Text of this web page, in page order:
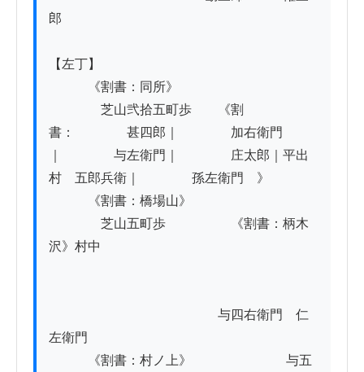
郎
【左丁】
《割書：同所》
芝山弐拾五町歩　　《割
書：　　　　甚四郎｜　　　　加右衛門
｜　　　　与左衛門｜　　　　庄太郎｜平出
村　五郎兵衛｜　　　　孫左衛門　》
《割書：橋場山》
芝山五町歩　　　　　《割書：柄木
沢》村中
与四右衛門　仁
左衛門
《割書：村ノ上》　　　　　　　 与五